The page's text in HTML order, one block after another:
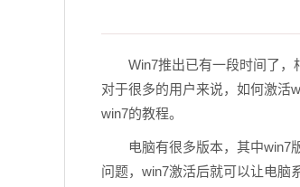
Win7推出已有一段时间了，
对于很多的用户来说，如何激活
win7的教程。
电脑有很多版本，其中win7
问题，win7激活后就可以让电脑